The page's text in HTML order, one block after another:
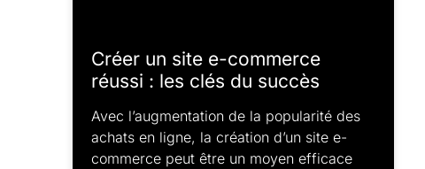
Créer un site e-commerce
réussi : les clés du succès
Avec l’augmentation de la popularité des
achats en ligne, la création d’un site e-
commerce peut être un moyen efficace